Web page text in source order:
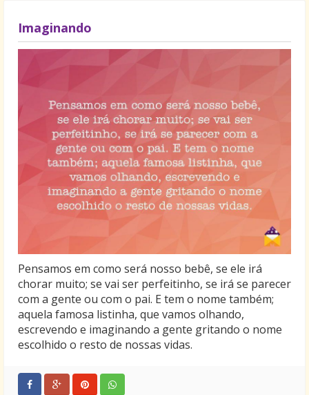
Imaginando
Pensamos em como será nosso bebê, se ele irá
chorar muito; se vai ser perfeitinho, se irá se parecer
com a gente ou com o pai. E tem o nome também;
aquela famosa listinha, que vamos olhando,
escrevendo e imaginando a gente gritando o nome
escolhido o resto de nossas vidas.